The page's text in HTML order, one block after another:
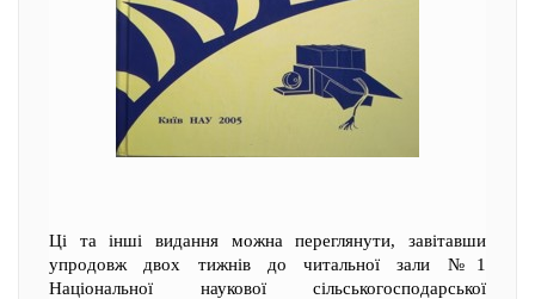
Ці та інші видання можна переглянути, завітавши
упродовж двох тижнів до читальної зали №1
Національної наукової сільськогосподарської